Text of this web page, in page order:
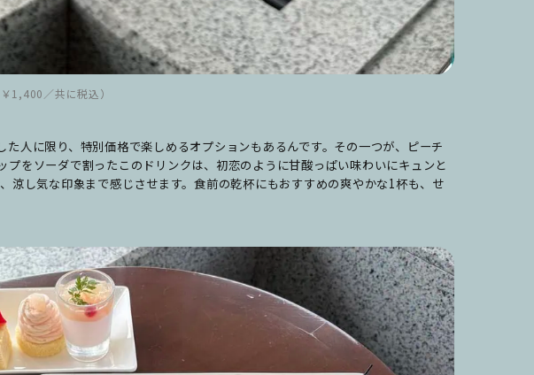
1,400／共に税込）
人に限り、特別価格で楽しめるオプションもあるんです。その一つが、ピーチ
プをソーダで割ったこのドリンクは、初恋のように甘酸っぱい味わいにキュンと
涼し気な印象まで感じさせます。食前の乾杯にもおすすめの爽やかな1杯も、せ